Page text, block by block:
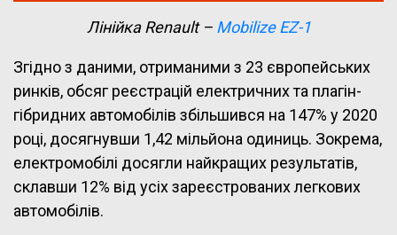
Лінійка Renault – Mobilize EZ-1
Згідно з даними, отриманими з 23 європейських
ринків, обсяг реєстрацій електричних та плагін-
гібридних автомобілів збільшився на 147% у 2020
році, досягнувши 1,42 мільйона одиниць. Зокрема,
електромобілі досягли найкращих результатів,
склавши 12% від усіх зареєстрованих легкових
автомобілів.